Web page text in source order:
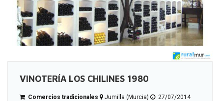
VINOTERÍA LOS CHILINES 1980
Comercios tradicionales Jumilla (Murcia) 27/07/2014